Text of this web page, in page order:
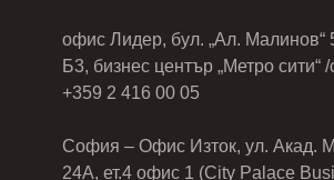
офис Лидер, бул. „Ал. Малинов“
Б3, бизнес център „Метро сити“
+359 2 416 00 05
София – Офис Изток, ул. Акад.
24А, ет.4 офис 1 (City Palace